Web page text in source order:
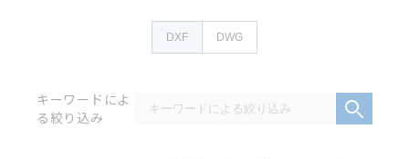
DXF DWG
キーワードによ
る絞り込み